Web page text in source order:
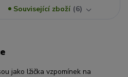
Související zboží 6
jako lžička vzpomínek na